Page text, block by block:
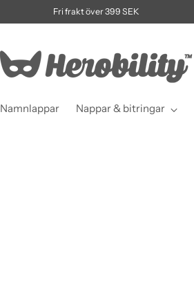
Fri frakt över 399 SEK
Namnlappar Nappar & bitringar